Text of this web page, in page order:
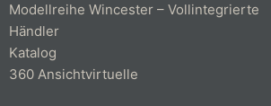
Modellreihe Wincester – Vollintegrierte
Händler
Katalog
360 Ansichtvirtuelle